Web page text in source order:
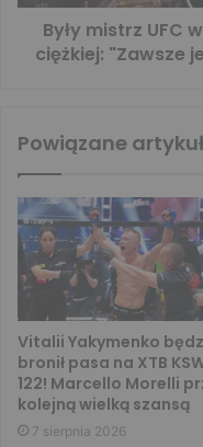
Były mistrz UFC
ciężkiej: "Zawsze
Powiązane
Vitalii Yakymenko
bronił pasa na XTB
122! Marcello Morelli
kolejną wielką szansą
7 sierpnia 2026